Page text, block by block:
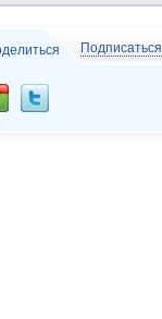
Подписаться